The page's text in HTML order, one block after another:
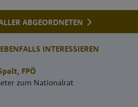
ABGEORDNETEN
INTERESSIEREN
, FPÖ
zum Nationalrat